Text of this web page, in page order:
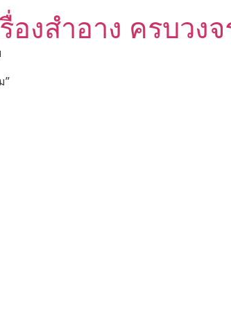
งสำอาง ครบวงจ
”